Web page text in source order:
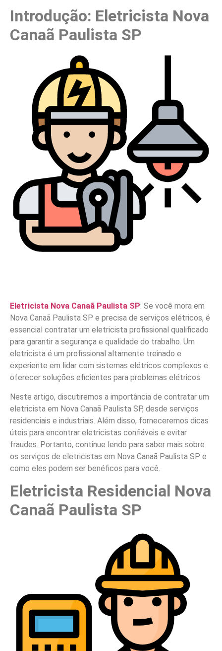
Introdução: Eletricista Nova
Canaã Paulista SP
Eletricista Nova Canaã Paulista SP: Se você mora em
Nova Canaã Paulista SP e precisa de serviços elétricos, é
essencial contratar um eletricista profissional qualificado
para garantir a segurança e qualidade do trabalho. Um
eletricista é um profissional altamente treinado e
experiente em lidar com sistemas elétricos complexos e
oferecer soluções eficientes para problemas elétricos.
Neste artigo, discutiremos a importância de contratar um
eletricista em Nova Canaã Paulista SP, desde serviços
residenciais e industriais. Além disso, forneceremos dicas
úteis para encontrar eletricistas confiáveis e evitar
fraudes. Portanto, continue lendo para saber mais sobre
os serviços de eletricistas em Nova Canaã Paulista SP e
como eles podem ser benéficos para você.
Eletricista Residencial Nova
Canaã Paulista SP